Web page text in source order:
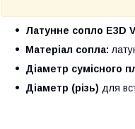
Латунне сопло E3D
Матеріал сопла:
Діаметр сумісного
Діаметр (різь) для